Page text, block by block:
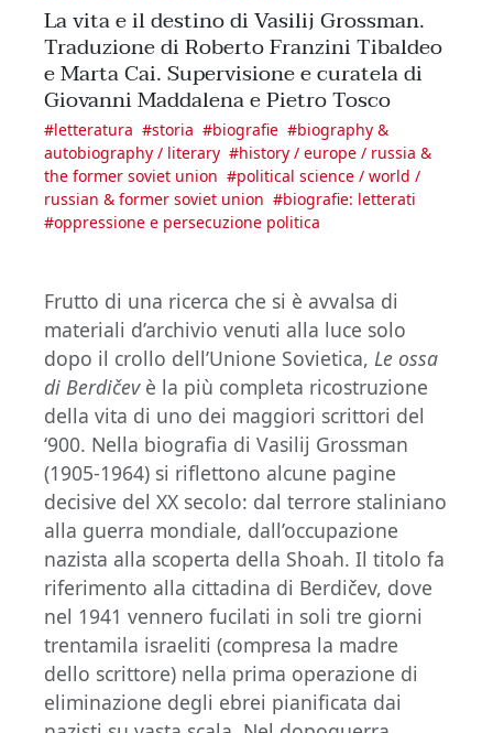
La vita e il destino di Vasilij Grossman.
Traduzione di Roberto Franzini Tibaldeo
e Marta Cai. Supervisione e curatela di
Giovanni Maddalena e Pietro Tosco
#letteratura #storia #biografie #biography &
autobiography / literary #history / europe / russia &
the former soviet union #political science / world /
russian & former soviet union #biografie: letterati
#oppressione e persecuzione politica
Frutto di una ricerca che si è avvalsa di
materiali d’archivio venuti alla luce solo
dopo il crollo dell’Unione Sovietica, Le ossa
di Berdičevè la più completa ricostruzione
della vita di uno dei maggiori scrittori del
‘900. Nella biografia di Vasilij Grossman
(1905-1964) si riflettono alcune pagine
decisive del XX secolo: dal terrore staliniano
alla guerra mondiale, dall’occupazione
nazista alla scoperta della Shoah. Il titolo fa
riferimento alla cittadina di Berdičev, dove
nel 1941 vennero fucilati in soli tre giorni
trentamila israeliti (compresa la madre
dello scrittore) nella prima operazione di
eliminazione degli ebrei pianificata dai